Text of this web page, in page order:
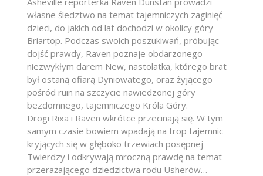
własne śledztwo na temat tajemniczych zaginięć
dzieci, do jakich od lat dochodzi w okolicy góry
Briartop. Podczas swoich poszukiwań, próbując
dojść prawdy, Raven poznaje obdarzonego
niezwykłym darem New, nastolatka, którego brat
był ostaną ofiarą Dyniowatego, oraz żyjącego
pośród ruin na szczycie nawiedzonej góry
bezdomnego, tajemniczego Króla Góry.
Drogi Rixa i Raven wkrótce przecinają się. W tym
samym czasie bowiem wpadają na trop tajemnic
kryjących się w głęboko trzewiach posępnej
Twierdzy i odkrywają mroczną prawdę na temat
przerażającego dziedzictwa rodu Usherów…